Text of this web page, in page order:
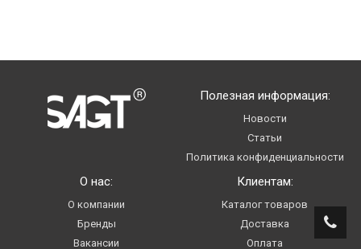
О нас:
О компании
Бренды
Вакансии
Клиентам:
Каталог товаров
Доставка
Оплата
Полезная информация:
Новости
Статьи
Политика конфиденциальности